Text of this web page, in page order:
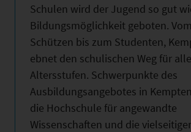
Schulen wird der Jugend so gut
Bildungsmöglichkeit geboten.
Schützen bis zum Studenten,
ebnet den schulischen Weg für alle
Altersstufen. Schwerpunkte des
Ausbildungsangebotes in
die Hochschule für angewandte
Wissenschaften und die